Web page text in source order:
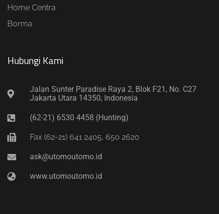
Home Centra
Borma
Hubungi Kami​
Jalan Sunter Paradise Raya 2, Blok F21, No. C27
Jakarta Utara 14350, Indonesia
(62-21) 6530 4458 (Hunting)
Fax (62-21) 641 2405, 650 2620
ask@utomoutomo.id
www.utomoutomo.id